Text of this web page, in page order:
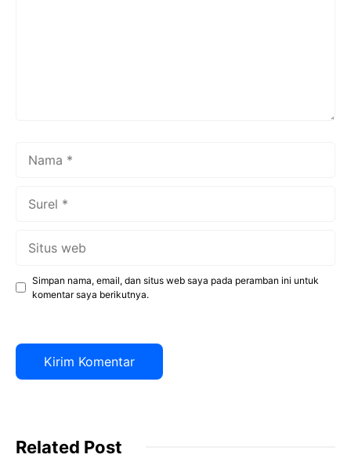
Simpan nama, email, dan situs web saya pada peramban ini untuk
komentar saya berikutnya.
Related Post